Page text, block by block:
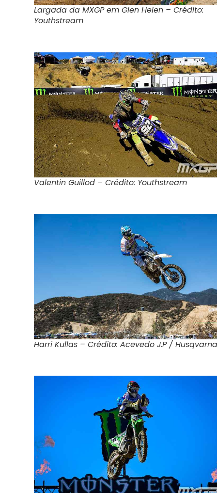
Largada da MXGP em Glen Helen – Crédito:
Youthstream
Valentin Guillod – Crédito: Youthstream
Harri Kullas – Crédito: Acevedo J.P / Husqvarna